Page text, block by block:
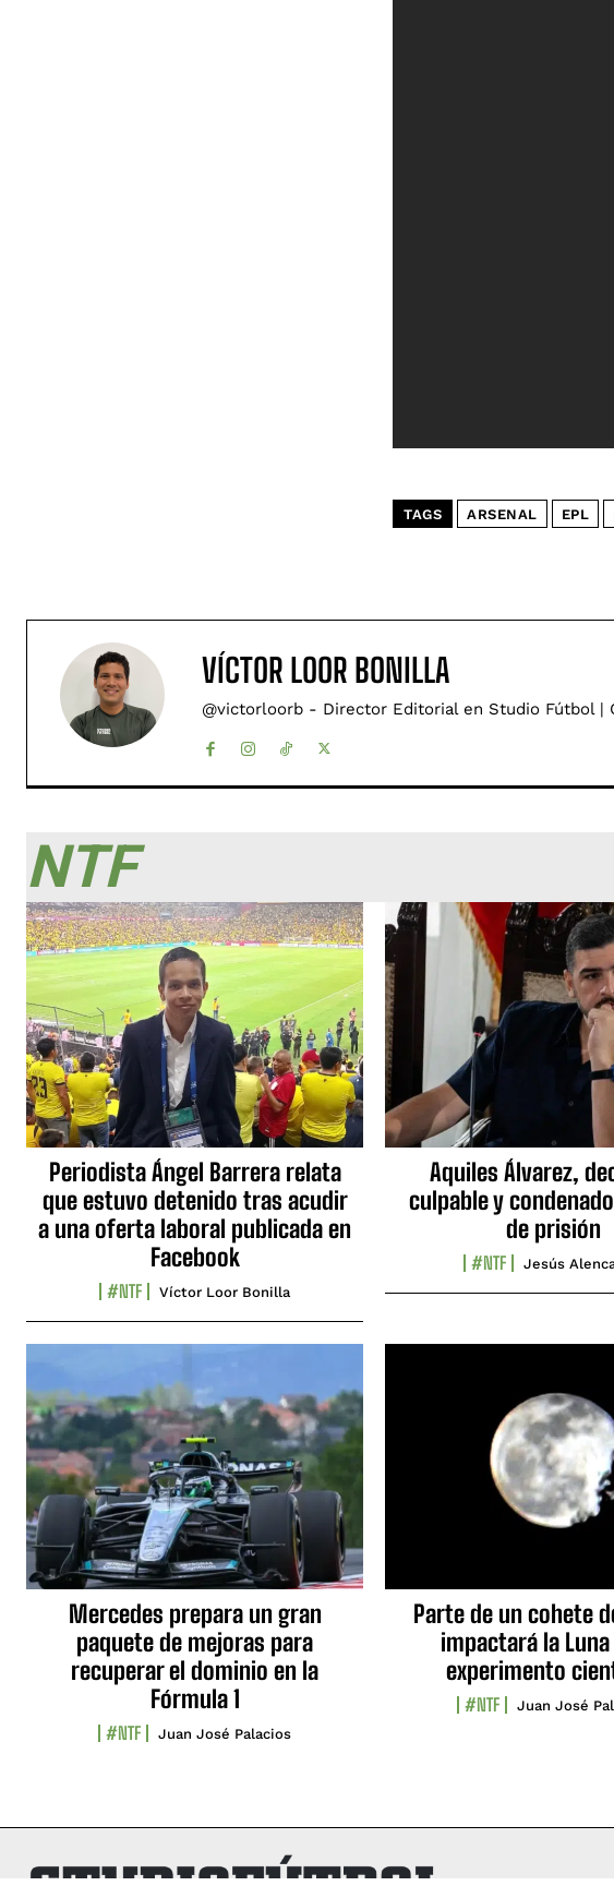
TAGS ARSENAL EPL
VÍCTOR LOOR BONILLA
@victorloorb - Director Editorial en Studio Fútbol |
NTF
Periodista Ángel Barrera relata
que estuvo detenido tras acudir
a una oferta laboral publicada en
Facebook
#NTF Víctor Loor Bonilla
Aquiles Álvarez,
culpable y
de prisión
#NTF Jesús
Mercedes prepara un gran
paquete de mejoras para
recuperar el dominio en la
Fórmula 1
#NTF Juan José Palacios
Parte de un cohete
impactará la
experimento
#NTF Juan José